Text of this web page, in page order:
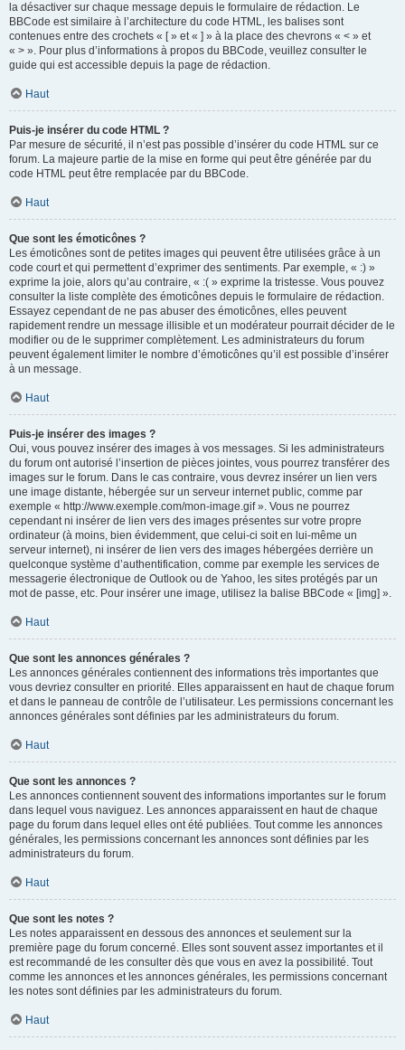
la désactiver sur chaque message depuis le formulaire de rédaction. Le
BBCode est similaire à l’architecture du code HTML, les balises sont
contenues entre des crochets « [ » et « ] » à la place des chevrons « < » et
« > ». Pour plus d’informations à propos du BBCode, veuillez consulter le
guide qui est accessible depuis la page de rédaction.
Haut
Puis-je insérer du code HTML ?
Par mesure de sécurité, il n’est pas possible d’insérer du code HTML sur ce
forum. La majeure partie de la mise en forme qui peut être générée par du
code HTML peut être remplacée par du BBCode.
Haut
Que sont les émoticônes ?
Les émoticônes sont de petites images qui peuvent être utilisées grâce à un
code court et qui permettent d’exprimer des sentiments. Par exemple, « :) »
exprime la joie, alors qu’au contraire, « :( » exprime la tristesse. Vous pouvez
consulter la liste complète des émoticônes depuis le formulaire de rédaction.
Essayez cependant de ne pas abuser des émoticônes, elles peuvent
rapidement rendre un message illisible et un modérateur pourrait décider de le
modifier ou de le supprimer complètement. Les administrateurs du forum
peuvent également limiter le nombre d’émoticônes qu’il est possible d’insérer
à un message.
Haut
Puis-je insérer des images ?
Oui, vous pouvez insérer des images à vos messages. Si les administrateurs
du forum ont autorisé l’insertion de pièces jointes, vous pourrez transférer des
images sur le forum. Dans le cas contraire, vous devrez insérer un lien vers
une image distante, hébergée sur un serveur internet public, comme par
exemple « http://www.exemple.com/mon-image.gif ». Vous ne pourrez
cependant ni insérer de lien vers des images présentes sur votre propre
ordinateur (à moins, bien évidemment, que celui-ci soit en lui-même un
serveur internet), ni insérer de lien vers des images hébergées derrière un
quelconque système d’authentification, comme par exemple les services de
messagerie électronique de Outlook ou de Yahoo, les sites protégés par un
mot de passe, etc. Pour insérer une image, utilisez la balise BBCode « [img] ».
Haut
Que sont les annonces générales ?
Les annonces générales contiennent des informations très importantes que
vous devriez consulter en priorité. Elles apparaissent en haut de chaque forum
et dans le panneau de contrôle de l’utilisateur. Les permissions concernant les
annonces générales sont définies par les administrateurs du forum.
Haut
Que sont les annonces ?
Les annonces contiennent souvent des informations importantes sur le forum
dans lequel vous naviguez. Les annonces apparaissent en haut de chaque
page du forum dans lequel elles ont été publiées. Tout comme les annonces
générales, les permissions concernant les annonces sont définies par les
administrateurs du forum.
Haut
Que sont les notes ?
Les notes apparaissent en dessous des annonces et seulement sur la
première page du forum concerné. Elles sont souvent assez importantes et il
est recommandé de les consulter dès que vous en avez la possibilité. Tout
comme les annonces et les annonces générales, les permissions concernant
les notes sont définies par les administrateurs du forum.
Haut